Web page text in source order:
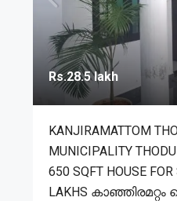
Rs.28.5 lakh
KANJIRAMATTOM
MUNICIPALITY
650 SQFT HOUSE
LAKHS